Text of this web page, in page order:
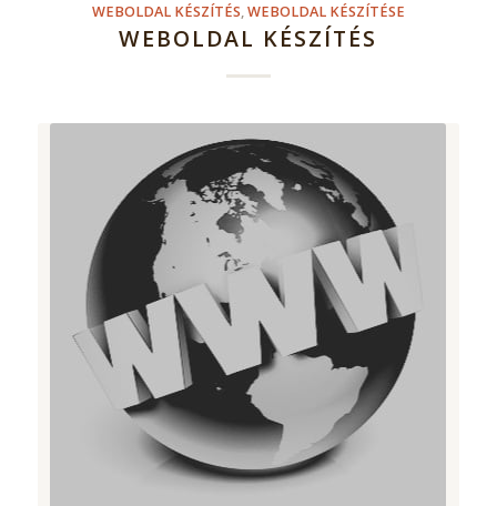
WEBOLDAL KÉSZÍTÉS,WEBOLDAL KÉSZÍTÉSE
WEBOLDAL KÉSZÍTÉS